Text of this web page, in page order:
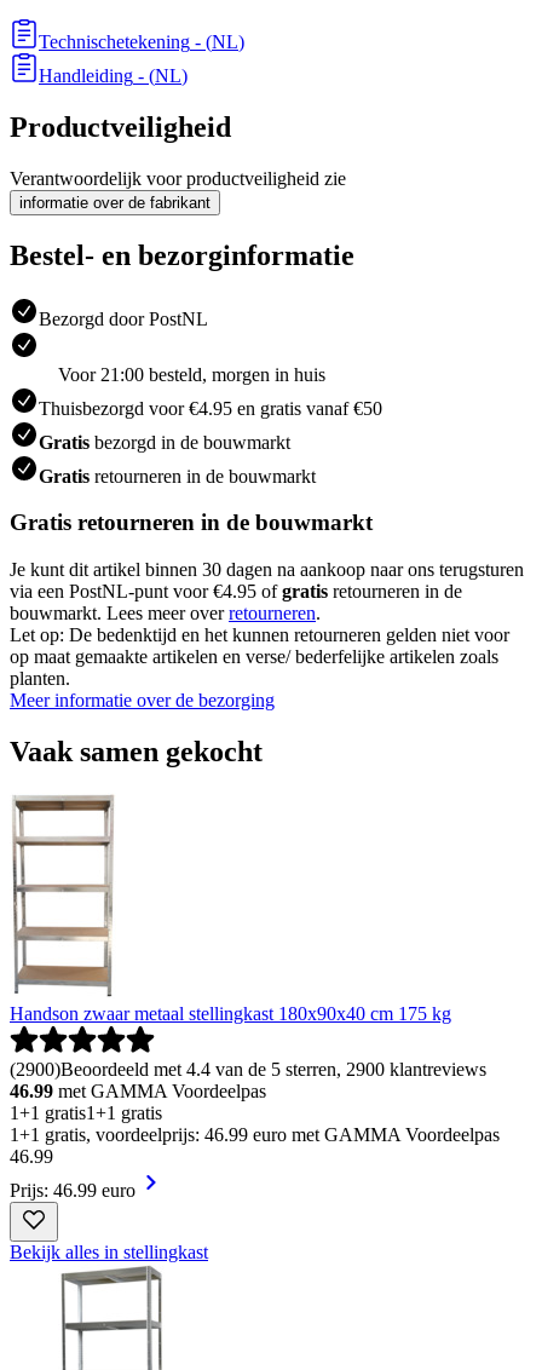
Technischetekening - (NL)
Handleiding - (NL)
Productveiligheid
Verantwoordelijk voor productveiligheid zie
informatie over de fabrikant
Bestel- en bezorginformatie
Bezorgd door PostNL
Voor 21:00 besteld, morgen in huis
Thuisbezorgd voor €4.95 en gratis vanaf €50
Gratis bezorgd in de bouwmarkt
Gratis retourneren in de bouwmarkt
Gratis retourneren in de bouwmarkt
Je kunt dit artikel binnen 30 dagen na aankoop naar ons terugsturen
via een PostNL-punt voor €4.95 ofgratis retourneren in de
bouwmarkt. Lees meer overretourneren.
Let op: De bedenktijd en het kunnen retourneren gelden niet voor
op maat gemaakte artikelen en verse/ bederfelijke artikelen zoals
planten.
Meer informatie over de bezorging
Vaak samen gekocht
Handson zwaar metaal stellingkast 180x90x40 cm 175 kg
(2900)Beoordeeld met 4.4 van de 5 sterren, 2900 klantreviews
46.99 met GAMMA Voordeelpas
1+1 gratis1+1 gratis
1+1 gratis, voordeelprijs: 46.99 euro met GAMMA Voordeelpas
46.99
Prijs: 46.99 euro
Bekijk alles in stellingkast